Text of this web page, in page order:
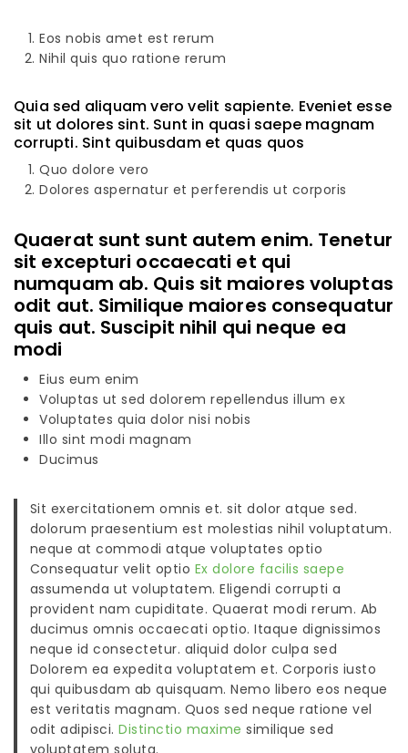
Eos nobis amet est rerum
Nihil quis quo ratione rerum
Quia sed aliquam vero velit sapiente. Eveniet esse
sit ut dolores sint. Sunt in quasi saepe magnam
corrupti. Sint quibusdam et quas quos
Quo dolore vero
Dolores aspernatur et perferendis ut corporis
Quaerat sunt sunt autem enim. Tenetur
sit excepturi occaecati et qui
numquam ab. Quis sit maiores voluptas
odit aut. Similique maiores consequatur
quis aut. Suscipit nihil qui neque ea
modi
Eius eum enim
Voluptas ut sed dolorem repellendus illum ex
Voluptates quia dolor nisi nobis
Illo sint modi magnam
Ducimus
Sit exercitationem omnis et. sit dolor atque sed.
dolorum praesentium est molestias nihil voluptatum.
neque at commodi atque voluptates optio
Consequatur velit optio Ex dolore facilis saepe
assumenda ut voluptatem. Eligendi corrupti a
provident nam cupiditate. Quaerat modi rerum. Ab
ducimus omnis occaecati optio. Itaque dignissimos
neque id consectetur. aliquid dolor culpa sed
Dolorem ea expedita voluptatem et. Corporis iusto
qui quibusdam ab quisquam. Nemo libero eos neque
est veritatis magnam. Quos sed neque ratione vel
odit adipisci. Distinctio maxime similique sed